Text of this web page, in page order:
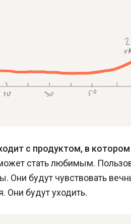
с продуктом, в
стать любимым.
Они будут чувствовать
Они будут уходить.